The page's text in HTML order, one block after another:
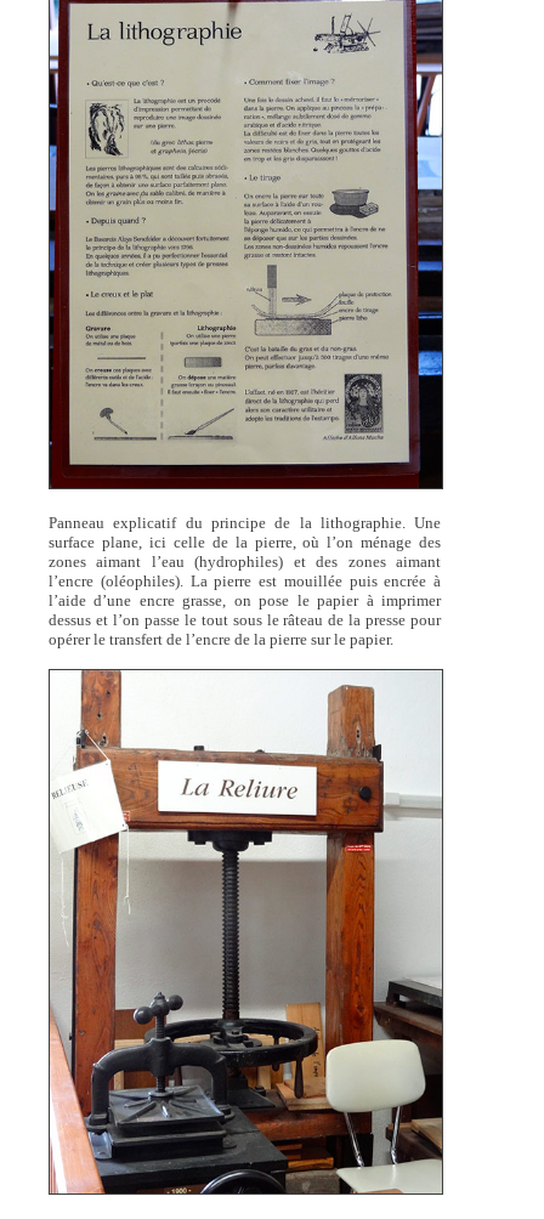
Panneau explicatif du principe de la lithographie. Une
surface plane, ici celle de la pierre, où l’on ménage des
zones aimant l’eau (hydrophiles) et des zones aimant
l’encre (oléophiles). La pierre est mouillée puis encrée à
l’aide d’une encre grasse, on pose le papier à imprimer
dessus et l’on passe le tout sous le râteau de la presse pour
opérer le transfert de l’encre de la pierre sur le papier.